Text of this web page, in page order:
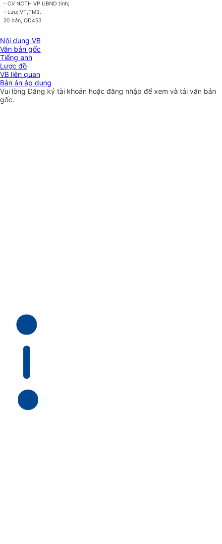
-CV NCTH VP UBND tỉnh;
- Lưu: VT,TM3.
20 bản,QĐ453
Nội dung VB
Văn bản gốc
Tiếng anh
Lược đồ
VB liên quan
Bản án áp dụng
Vui lòngĐăng ký tài khoản hoặc đăng nhập để xem và tải văn bản
gốc.